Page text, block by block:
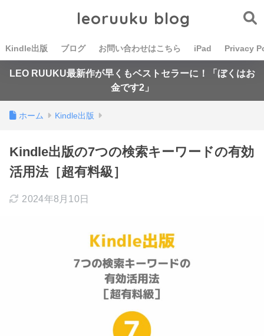
leoruuku blog
Kindle出版 ブログ お問い合わせはこちら iPad Privacy
LEO RUUKU最新作が早くもベストセラーに！「ぼくはお
金です2」
ホーム Kindle出版
Kindle出版の7つの検索キーワードの有効
活用法［超有料級］
2024年8月10日